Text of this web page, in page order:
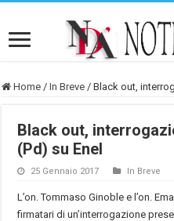
Home / In Breve / Black out,
Black out,
(Pd) su Enel
25 Gennaio 2017 In Breve
L’on. Tommaso Ginoble e l’on.
firmatari di un’interrogazione